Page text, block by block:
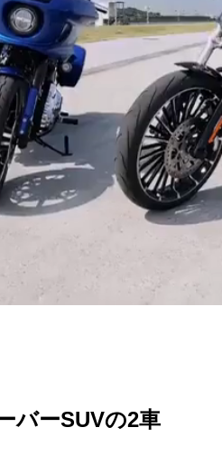
バーSUVの2車